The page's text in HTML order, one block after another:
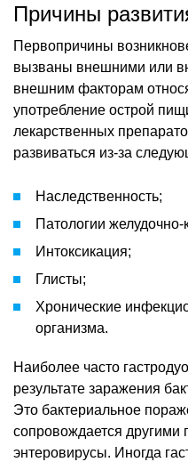
Причины
Первопричины
вызваны внешними или
внешним факторам
употребление острой
лекарственных
развиваться из-за
Наследственность;
Патологии желудочно-
Интоксикация;
Глисты;
Хронические
организма.
Наиболее часто
результате заражения
Это бактериальное
сопровождается другими
энтеровирусы. Иногда